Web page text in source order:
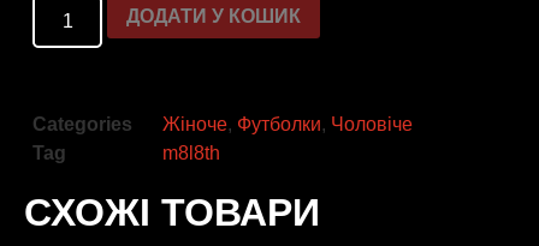
ДОДАТИ У КОШИК
Categories Жіноче, Футболки, Чоловіче
Tag
m8l8th
СХОЖІ ТОВАРИ